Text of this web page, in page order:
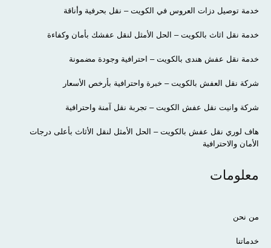
خدمة توصيل دزات العروس في الكويت – نقل بحرفية وأناقة
خدمة نقل اثاث بالكويت – الحل الأمثل لنقل عفشك بأمان وكفاءة
خدمة نقل عفش هندى بالكويت – احترافية وجودة مضمونة
شركة نقل العفش بالكويت – خبرة واحترافية بأرخص الأسعار
شركة وانيت نقل عفش الكويت – تجربة نقل آمنة واحترافية
هاف لوري نقل عفش بالكويت – الحل الأمثل لنقل الأثاث بأعلى درجات
الأمان والاحترافية
معلومات
من نحن
خدماتنا